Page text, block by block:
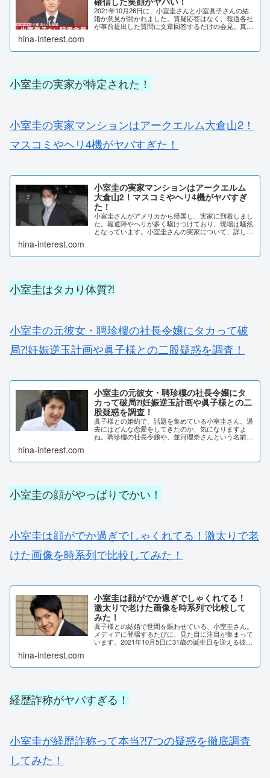
2021年10月26日に、小室圭さんと小室眞子さんの結
婚か意見が開かれました。質疑応答はなく、報道各社
が事前提出した質問に文章回答するだけの会見。真面
hina-interest.com
小室圭の実家が特定された！
小室圭の実家マンションはアークエルム大倉山2！
マスコミやヘリ4機がヤバすぎた！
小室圭の実家マンションはアークエルム
大倉山2！マスコミやヘリ4機がヤバすぎ
た！
小室圭さんがアメリカから帰国し、実家に到着しまし
た。報道陣やヘリが多く駆けつけており、現場は騒然
となっています。小室圭さんの実家について、詳しく
hina-interest.com
小室圭はタカり体質⁈
小室圭の元彼女・聘珍樓の社長令嬢にタカって破
局⁈妊娠逆玉計画や眞子様との二股疑惑を調査！
小室圭の元彼女・聘珍樓の社長令嬢にタ
カって破局⁈妊娠逆玉計画や眞子様との二
股疑惑を調査！
眞子様との婚約で、話題を集めている小室圭さん。過
去にはどんな恋愛をしてきたのか、気になりますよ
ね。聘珍樓の社長令嬢や、並河理奈さんという名前が
社長...
hina-interest.com
小室圭の顔がやっぱりでかい！
小室圭は顔がでか過ぎでしゃくれてる！激太りで老
けた画像を時系列で比較してみた！
小室圭は顔がでか過ぎでしゃくれてる！
激太りで老けた画像を時系列で比較して
みた！
眞子様との結婚で世間を賑わせている、小室圭さん。
メディアに登場するたびに、見た目に注目が集まって
います。2021年10月5日に31歳の誕生日を迎える彼
hina-interest.com
経歴詐称がヤバすぎる！
小室圭が経歴詐称って本当⁈7つの疑惑を徹底調査
してみた！